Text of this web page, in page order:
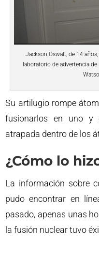
Jackson Oswalt, de 14
laboratorio de advertencia
Su artilugio rompe
fusionarlos en uno y
atrapada dentro de los
¿Cómo lo
La información sobre
pudo encontrar en
pasado, apenas unas
la fusión nuclear tuvo